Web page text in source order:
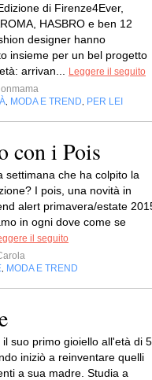
di Firenze4Ever,
HASBRO e ben 12
designer hanno
insieme per un bel progetto
arrivan...
Leggere il seguito
MODA E TREND PER LEI
con i Pois
settimana che ha colpito la
I pois, una novità in
alert primavera/estate
in ogni dove come se
il seguito
MODA E TREND
il suo primo gioiello all'età di 5
iniziò a reinventare quelli
a sua madre. Studia a